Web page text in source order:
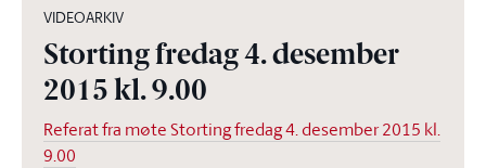
VIDEOARKIV
Storting fredag 4. desember
2015 kl. 9.00
Referat fra møte Storting fredag 4. desember 2015 kl.
9.00